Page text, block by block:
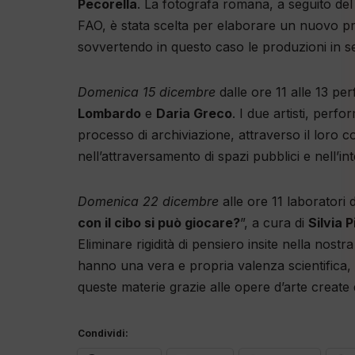
Pecorella. La fotografa romana, a seguito
FAO, è stata scelta per elaborare un nuovo
sovvertendo in questo caso le produzioni in
Domenica 15 dicembre dalle ore 11 alle 13
Lombardo e Daria Greco. I due artisti,
processo di archiviazione, attraverso il loro
nell’attraversamento di spazi pubblici e
Domenica 22 dicembre alle ore 11 laboratori
con il cibo si può giocare?”, a cura di Silvia
Eliminare rigidità di pensiero insite nella
hanno una vera e propria valenza
queste materie grazie alle opere d’arte create
Condividi: